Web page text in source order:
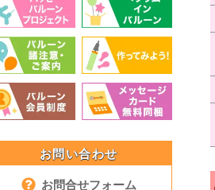
お問い合わせ
お問合せフォーム